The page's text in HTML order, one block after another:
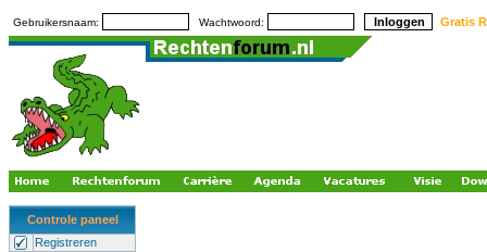
Gebruikersnaam: Wachtwoord: Gratis
Controle paneel
Registreren